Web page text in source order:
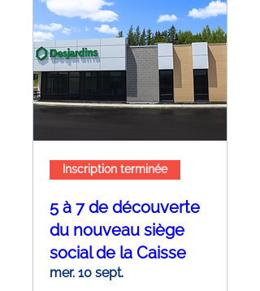
Inscription terminée
5 à 7 de découverte
du nouveau siège
social de la Caisse
mer. 10 sept.